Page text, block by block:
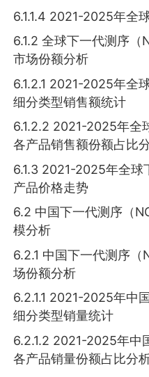
6.1.1.4 2021-2025年全
6.1.2 全球下一代测序（
市场份额分析
6.1.2.1 2021-2025年全
细分类型销售额统计
6.1.2.2 2021-2025年全
各产品销售额份额占比
6.1.3 2021-2025年全球
产品价格走势
6.2 中国下一代测序（
模分析
6.2.1 中国下一代测序
场份额分析
6.2.1.1 2021-2025年中
细分类型销量统计
6.2.1.2 2021-2025年中
各产品销量份额占比分